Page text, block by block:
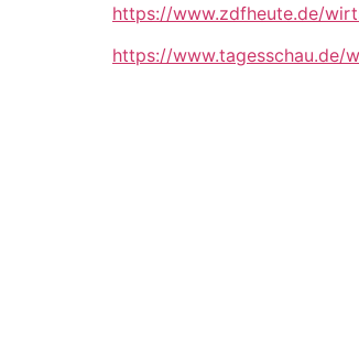
https://www.zdfheute.de/
https://www.tagesschau.de/